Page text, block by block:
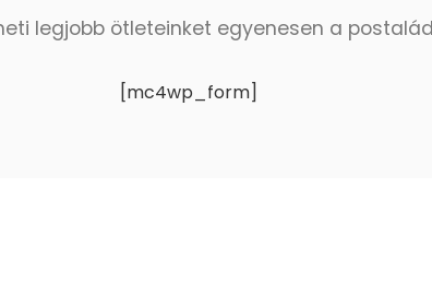
legjobb ötleteinket egyenesen a
[mc4wp_form]